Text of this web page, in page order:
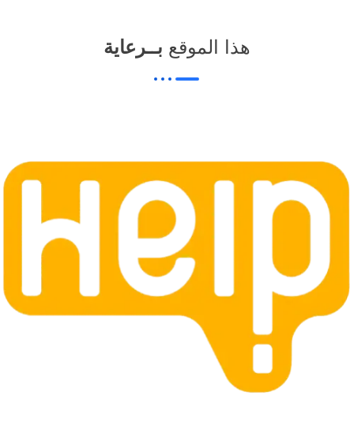
هذا الموقع بــرعاية